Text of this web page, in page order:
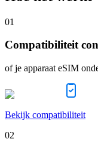
01
Compatibiliteit
of je apparaat eSIM
Bekijk compatibiliteit
02